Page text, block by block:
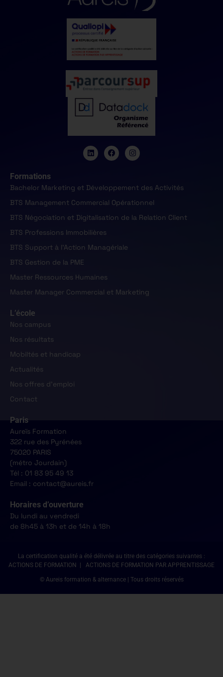
Formations
Bachelor Marketing et Développement des Activités
BTS Management Commercial Opérationnel
BTS Négociation et Digitalisation de la Relation Client
BTS Professions Immobilières
BTS Support à l'Action Managériale
BTS Gestion de la PME
Master Ressources Humaines
Master Manager Commercial et Marketing
L’école
Nos campus
Nos résultats
Mobiltés et handicap
Actualités
Nos offres d'emploi
Contact
Paris
Aureïs Formation
322 rue des Pyrénées
75020 PARIS
(métro Jourdain)
Tél : 01 83 95 49 13
Email : contact@aureis.fr
Horaires d’ouverture
Du lundi au vendredi
de 8h45 à 13h et de 14h à 18h
La certification qualité a été délivrée au titre des catégories suivantes :
ACTIONS DE FORMATION | ACTIONS DE FORMATION PAR APPRENTISSAGE
© Aureis formation & alternance | Tous droits réservés